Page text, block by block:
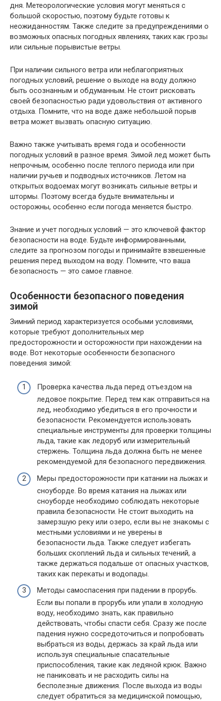
дня. Метеорологические условия могут меняться с
большой скоростью, поэтому будьте готовы к
неожиданностям. Также следите за предупреждениями о
возможных опасных погодных явлениях, таких как грозы
или сильные порывистые ветры.
При наличии сильного ветра или неблагоприятных
погодных условий, решение о выходе на воду должно
быть осознанным и обдуманным. Не стоит рисковать
своей безопасностью ради удовольствия от активного
отдыха. Помните, что на воде даже небольшой порыв
ветра может вызвать опасную ситуацию.
Важно также учитывать время года и особенности
погодных условий в разное время. Зимой лед может быть
непрочным, особенно после теплого периода или при
наличии ручьев и подводных источников. Летом на
открытых водоемах могут возникать сильные ветры и
штормы. Поэтому всегда будьте внимательны и
осторожны, особенно если погода меняется быстро.
Знание и учет погодных условий — это ключевой фактор
безопасности на воде. Будьте информированными,
следите за прогнозом погоды и принимайте взвешенные
решения перед выходом на воду. Помните, что ваша
безопасность — это самое главное.
Особенности безопасного поведения
зимой
Зимний период характеризуется особыми условиями,
которые требуют дополнительных мер
предосторожности и осторожности при нахождении на
воде. Вот некоторые особенности безопасного
поведения зимой:
Проверка качества льда перед отъездом на
ледовое покрытие. Перед тем как отправиться на
лед, необходимо убедиться в его прочности и
безопасности. Рекомендуется использовать
специальные инструменты для проверки толщины
льда, такие как ледоруб или измерительный
стержень. Толщина льда должна быть не менее
рекомендуемой для безопасного передвижения.
Меры предосторожности при катании на лыжах и
сноуборде. Во время катания на лыжах или
сноуборде необходимо соблюдать некоторые
правила безопасности. Не стоит выходить на
замерзшую реку или озеро, если вы не знакомы с
местными условиями и не уверены в
безопасности льда. Также следует избегать
больших скоплений льда и сильных течений, а
также держаться подальше от опасных участков,
таких как перекаты и водопады.
Методы самоспасения при падении в прорубь.
Если вы попали в прорубь или упали в холодную
воду, необходимо знать, как правильно
действовать, чтобы спасти себя. Сразу же после
падения нужно сосредоточиться и попробовать
выбраться из воды, держась за край льда или
используя специальные спасательные
приспособления, такие как ледяной крюк. Важно
не паниковать и не расходить силы на
бесполезные движения. После выхода из воды
следует обратиться за медицинской помощью,